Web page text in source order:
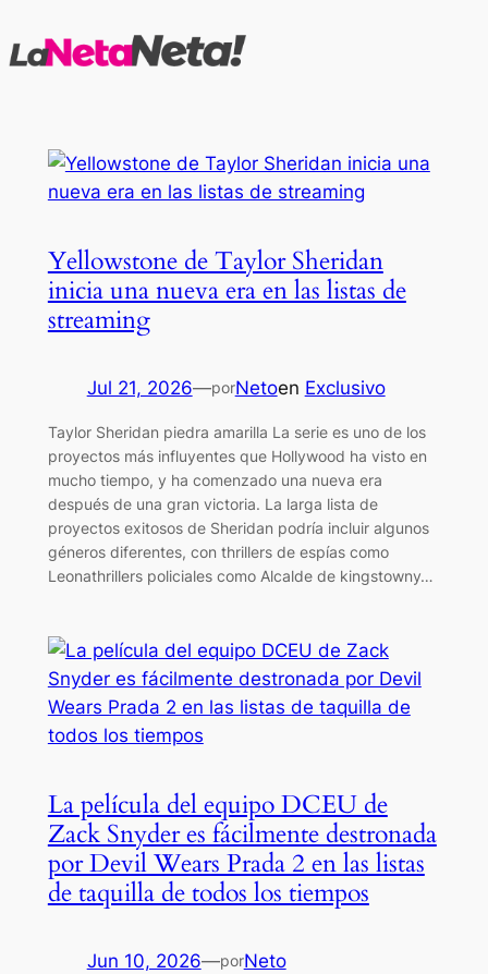
al
Yellowstone de Taylor Sheridan
inicia una nueva era en las listas de
streaming
Jul 21, 2026—porNetoen Exclusivo
Taylor Sheridan piedra amarilla La serie es uno de los
proyectos más influyentes que Hollywood ha visto en
mucho tiempo, y ha comenzado una nueva era
después de una gran victoria. La larga lista de
proyectos exitosos de Sheridan podría incluir algunos
géneros diferentes, con thrillers de espías como
Leonathrillers policiales como Alcalde de kingstowny…
La película del equipo DCEU de
Zack Snyder es fácilmente destronada
por Devil Wears Prada 2 en las listas
de taquilla de todos los tiempos
Jun 10, 2026—porNeto